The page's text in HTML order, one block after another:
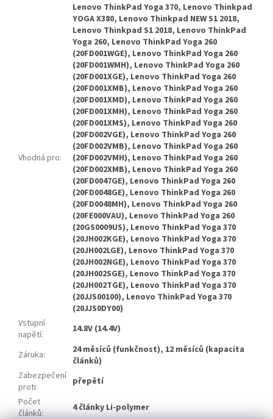
Vhodná pro:
Lenovo ThinkPad Yoga 370, Lenovo Thinkpad
YOGA X380, Lenovo Thinkpad NEW S1 2018,
Lenovo Thinkpad S1 2018, Lenovo ThinkPad
Yoga 260, Lenovo ThinkPad Yoga 260
(20FD001WGE), Lenovo ThinkPad Yoga 260
(20FD001WMH), Lenovo ThinkPad Yoga 260
(20FD001XGE), Lenovo ThinkPad Yoga 260
(20FD001XMB), Lenovo ThinkPad Yoga 260
(20FD001XMD), Lenovo ThinkPad Yoga 260
(20FD001XMH), Lenovo ThinkPad Yoga 260
(20FD001XMS), Lenovo ThinkPad Yoga 260
(20FD002VGE), Lenovo ThinkPad Yoga 260
(20FD002VMB), Lenovo ThinkPad Yoga 260
(20FD002VMH), Lenovo ThinkPad Yoga 260
(20FD002XMB), Lenovo ThinkPad Yoga 260
(20FD0047GE), Lenovo ThinkPad Yoga 260
(20FD0048GE), Lenovo ThinkPad Yoga 260
(20FD0048MH), Lenovo ThinkPad Yoga 260
(20FE000VAU), Lenovo ThinkPad Yoga 260
(20GS0009US), Lenovo ThinkPad Yoga 370
(20JH002KGE), Lenovo ThinkPad Yoga 370
(20JH002LGE), Lenovo ThinkPad Yoga 370
(20JH002NGE), Lenovo ThinkPad Yoga 370
(20JH002SGE), Lenovo ThinkPad Yoga 370
(20JH002TGE), Lenovo ThinkPad Yoga 370
(20JJS00100), Lenovo ThinkPad Yoga 370
(20JJS0DY00)
Vstupní
napětí: 14.8V (14.4V)
Záruka:
24 měsíců (funkčnost), 12 měsíců (kapacita
článků)
Zabezpečení
proti:
přepětí
Počet
článků: 4 články Li-polymer